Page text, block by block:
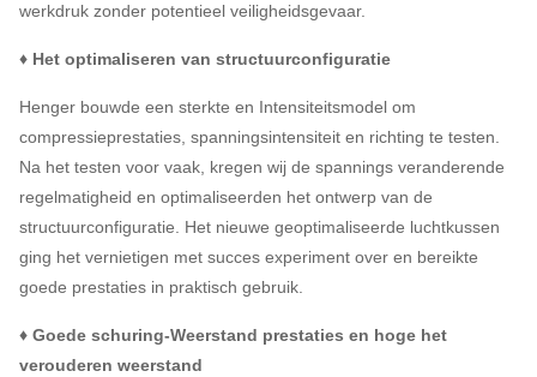
werkdruk zonder potentieel veiligheidsgevaar.
♦ Het optimaliseren van structuurconfiguratie
Henger bouwde een sterkte en Intensiteitsmodel om
compressieprestaties, spanningsintensiteit en richting te testen.
Na het testen voor vaak, kregen wij de spannings veranderende
regelmatigheid en optimaliseerden het ontwerp van de
structuurconfiguratie. Het nieuwe geoptimaliseerde luchtkussen
ging het vernietigen met succes experiment over en bereikte
goede prestaties in praktisch gebruik.
♦ Goede schuring-Weerstand prestaties en hoge het
verouderen weerstand